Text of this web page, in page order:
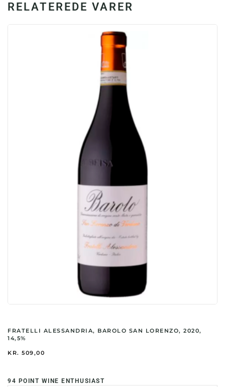
RELATEREDE VARER
FRATELLI ALESSANDRIA, BAROLO SAN LORENZO, 2020,
14,5%
KR. 509,00
94 POINT WINE ENTHUSIAST